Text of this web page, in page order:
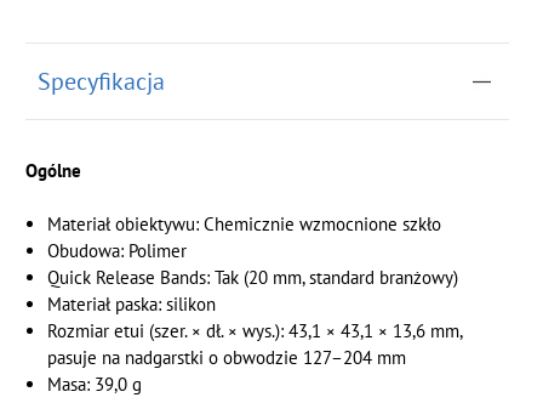
Specyfikacja
Ogólne
Materiał obiektywu: Chemicznie wzmocnione szkło
Obudowa: Polimer
Quick Release Bands: Tak (20 mm, standard branżowy)
Materiał paska: silikon
Rozmiar etui (szer. × dł. × wys.): 43,1 × 43,1 × 13,6 mm,
pasuje na nadgarstki o obwodzie 127–204 mm
Masa: 39,0 g